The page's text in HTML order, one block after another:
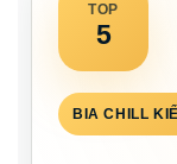
TOP
5
BIA CHILL